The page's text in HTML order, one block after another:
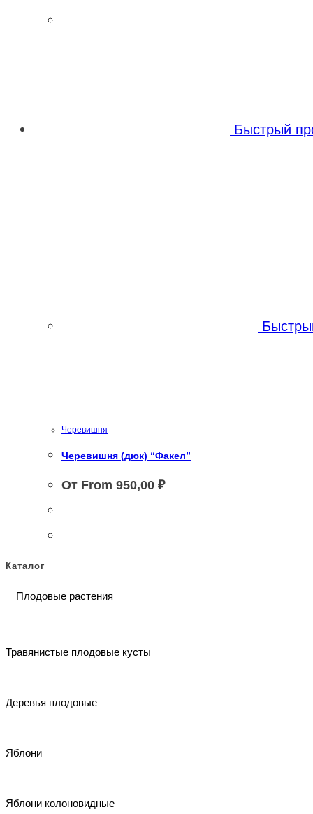
Быстрый
Черевишня
Черевишня (дюк) “Факел”
От From 950,00 ₽
Опции
выбрать
вариаций.
можно
на
Каталог
Плодовые растения
Травянистые плодовые кусты
Деревья плодовые
Яблони
Яблони колоновидные